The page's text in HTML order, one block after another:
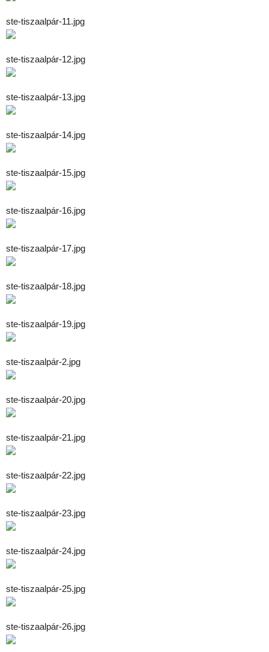
ste-tiszaalpár-11.jpg
ste-tiszaalpár-12.jpg
ste-tiszaalpár-13.jpg
ste-tiszaalpár-14.jpg
ste-tiszaalpár-15.jpg
ste-tiszaalpár-16.jpg
ste-tiszaalpár-17.jpg
ste-tiszaalpár-18.jpg
ste-tiszaalpár-19.jpg
ste-tiszaalpár-2.jpg
ste-tiszaalpár-20.jpg
ste-tiszaalpár-21.jpg
ste-tiszaalpár-22.jpg
ste-tiszaalpár-23.jpg
ste-tiszaalpár-24.jpg
ste-tiszaalpár-25.jpg
ste-tiszaalpár-26.jpg